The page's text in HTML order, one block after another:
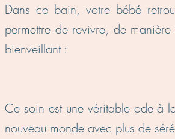
Dans ce bain, votre bébé
permettre de revivre, de
bienveillant :
"Je suis
Ce soin est une véritable ode à
nouveau monde avec plus de